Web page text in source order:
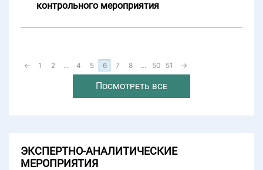
контрольного мероприятия
← 1 2 ... 4 5 6 7 8 ... 50 51 →
Посмотреть все
ЭКСПЕРТНО-АНАЛИТИЧЕСКИЕ
МЕРОПРИЯТИЯ